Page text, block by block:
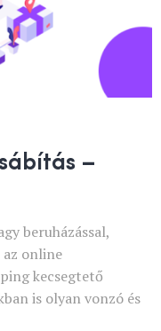
–
beruházással,
online
kecsegtető
is olyan vonzó és